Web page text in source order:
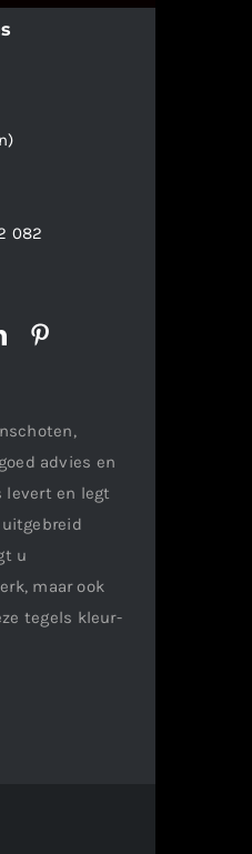
082
advies en
levert en legt
u
maar ook
tegels kleur-